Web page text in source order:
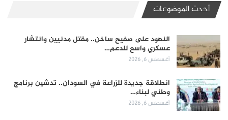
أحدث الموضوعات
النهود على صفيح ساخن.. مقتل مدنيين وانتشار
عسكري واسع للدعم…
أغسطس 6, 2026
انطلاقة جديدة للزراعة في السودان.. تدشين برنامج
وطني لبناء…
أغسطس 6, 2026